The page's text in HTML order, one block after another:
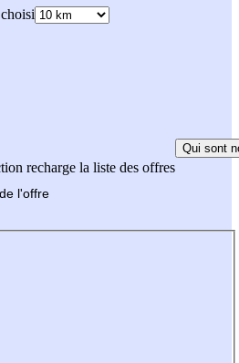
recharge la liste des offres
Qui sont
de l'offre